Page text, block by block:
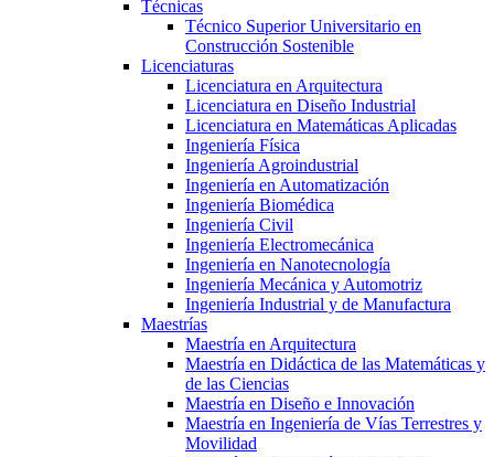
Técnicas
Técnico Superior Universitario en
Construcción Sostenible
Licenciaturas
Licenciatura en Arquitectura
Licenciatura en Diseño Industrial
Licenciatura en Matemáticas Aplicadas
Ingeniería Física
Ingeniería Agroindustrial
Ingeniería en Automatización
Ingeniería Biomédica
Ingeniería Civil
Ingeniería Electromecánica
Ingeniería en Nanotecnología
Ingeniería Mecánica y Automotriz
Ingeniería Industrial y de Manufactura
Maestrías
Maestría en Arquitectura
Maestría en Didáctica de las Matemáticas y
de las Ciencias
Maestría en Diseño e Innovación
Maestría en Ingeniería de Vías Terrestres y
Movilidad